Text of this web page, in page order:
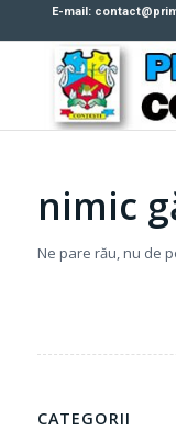
E-mail:
nimic
Ne pare rău, nu de
CATEGORII